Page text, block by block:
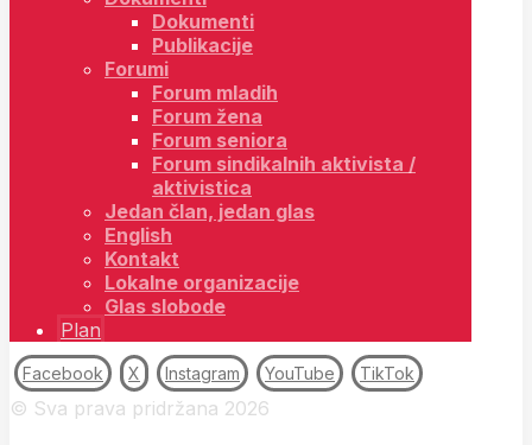
Dokumenti
Publikacije
Forumi
Forum mladih
Forum žena
Forum seniora
Forum sindikalnih aktivista /
aktivistica
Jedan član, jedan glas
English
Kontakt
Lokalne organizacije
Glas slobode
Plan
Facebook X Instagram YouTube TikTok
© Sva prava pridržana 2026